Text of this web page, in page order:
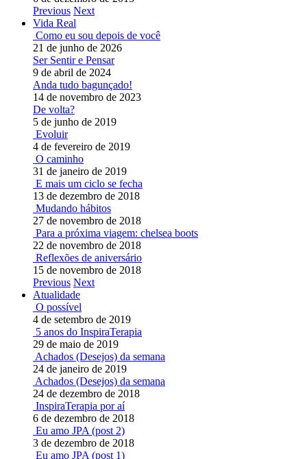
Previous Next
Vida Real
Como eu sou depois de você
21 de junho de 2026
Ser Sentir e Pensar
9 de abril de 2024
Anda tudo bagunçado!
14 de novembro de 2023
De volta?
5 de junho de 2019
Evoluir
4 de fevereiro de 2019
O caminho
31 de janeiro de 2019
E mais um ciclo se fecha
13 de dezembro de 2018
Mudando hábitos
27 de novembro de 2018
Para a próxima viagem: chelsea boots
22 de novembro de 2018
Reflexões de aniversário
15 de novembro de 2018
Previous Next
Atualidade
O possível
4 de setembro de 2019
5 anos do InspiraTerapia
29 de maio de 2019
Achados (Desejos) da semana
24 de janeiro de 2019
Achados (Desejos) da semana
24 de dezembro de 2018
InspiraTerapia por aí
6 de dezembro de 2018
Eu amo JPA (post 2)
3 de dezembro de 2018
Eu amo JPA (post 1)